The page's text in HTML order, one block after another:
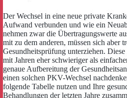
Der Wechsel in eine neue private
Aufwand verbunden und wie ein
nehmen zwar die Übertragungswerte
mit zu dem anderen, müssen sich aber
Gesundheitsprüfung unterziehen.
mit Jahren eher schwieriger als
genaue Aufbereitung der
einen solchen PKV-Wechsel
folgende Tabelle nutzen und Ihre
Behandlungen der letzten Jahre